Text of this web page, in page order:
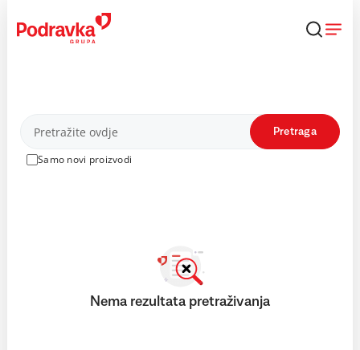
content
Proizvodi
Samo novi proizvodi
Pretraga
Nema rezultata pretraživanja